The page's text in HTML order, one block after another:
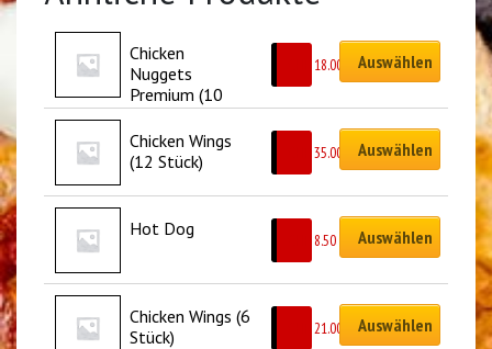
Chicken
Nuggets
Premium (10
Stück)
18.00 Auswählen
Chicken Wings
(12 Stück)
35.00 Auswählen
Hot Dog
8.50 Auswählen
Chicken Wings (6
Stück)
21.00 Auswählen